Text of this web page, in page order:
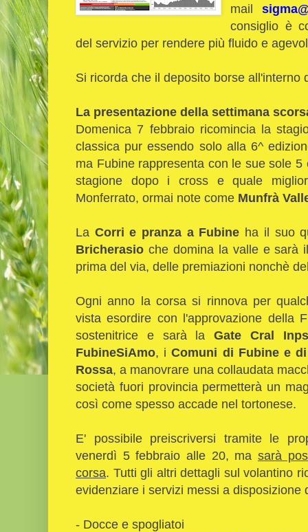
mail
consiglio è
del servizio per rendere più fluido e
Si ricorda che il deposito borse all'interno
La presentazione della settimana
Domenica 7 febbraio ricomincia la
classica pur essendo solo alla 6^
ma Fubine rappresenta con le sue sole
stagione dopo i cross e quale
Monferrato, ormai note come Munfrà
La Corri e pranza a Fubine ha il suo
Bricherasio che domina la valle e sarà
prima del via, delle premiazioni nonchè
Ogni anno la corsa si rinnova per
vista esordire con l'approvazione della
sostenitrice e sarà laGate Cral Inps
FubineSiAmo, iComuni di Fubine e
Rossa, a manovrare una collaudata
società fuori provincia permetterà un
così come spesso accade nel tortonese.
E' possibile preiscriversi tramite le
venerdì 5 febbraio alle 20, ma sarà
corsa. Tutti gli altri dettagli sul volantino
evidenziare i servizi messi a disposizione
- Docce e spogliatoi